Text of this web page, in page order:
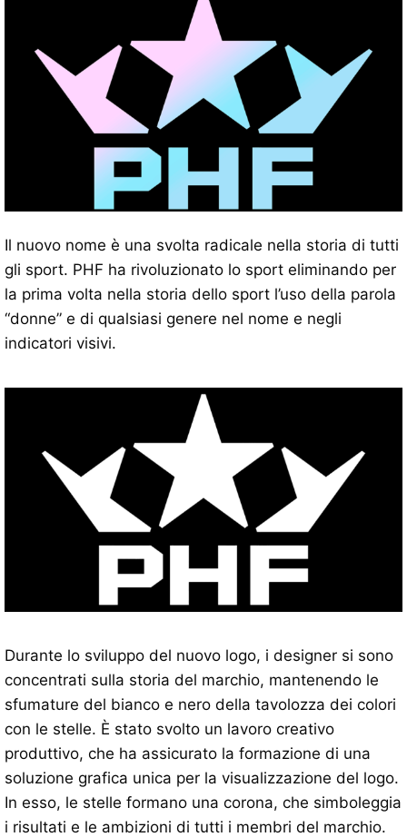
Il nuovo nome è una svolta radicale nella storia di tutti
gli sport. PHF ha rivoluzionato lo sport eliminando per
la prima volta nella storia dello sport l’uso della parola
“donne” e di qualsiasi genere nel nome e negli
indicatori visivi.
Durante lo sviluppo del nuovo logo, i designer si sono
concentrati sulla storia del marchio, mantenendo le
sfumature del bianco e nero della tavolozza dei colori
con le stelle. È stato svolto un lavoro creativo
produttivo, che ha assicurato la formazione di una
soluzione grafica unica per la visualizzazione del logo.
In esso, le stelle formano una corona, che simboleggia
i risultati e le ambizioni di tutti i membri del marchio.